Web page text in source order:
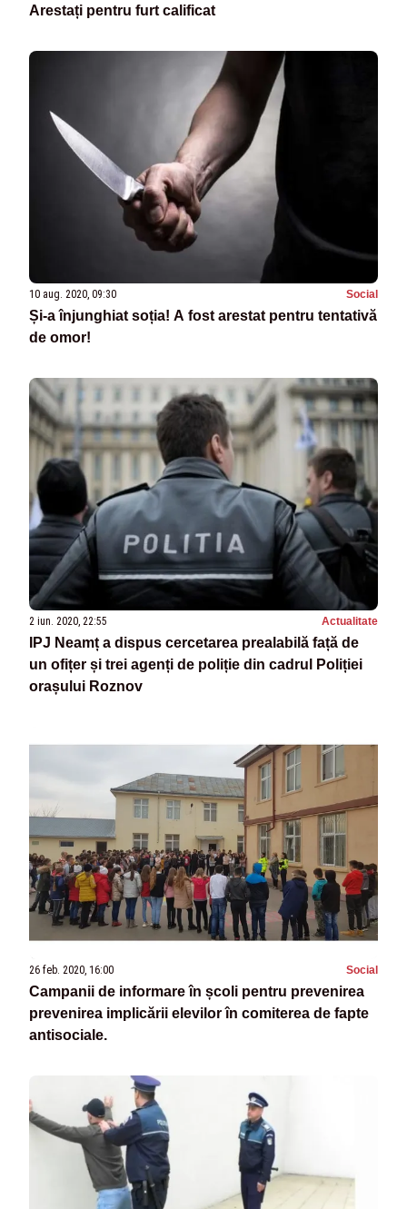
Arestați pentru furt calificat
10 aug. 2020, 09:30 Social
Și-a înjunghiat soția! A fost arestat pentru tentativă
de omor!
2 iun. 2020, 22:55 Actualitate
IPJ Neamț a dispus cercetarea prealabilă față de
un ofițer și trei agenți de poliție din cadrul Poliției
orașului Roznov
26 feb. 2020, 16:00 Social
Campanii de informare în școli pentru prevenirea
prevenirea implicării elevilor în comiterea de fapte
antisociale.